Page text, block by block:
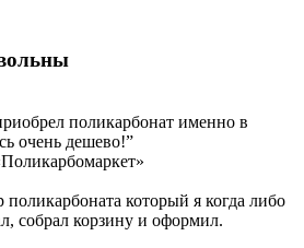
поликарбонат именно в
очень дешево!”
который я когда либо
собрал корзину и оформил.